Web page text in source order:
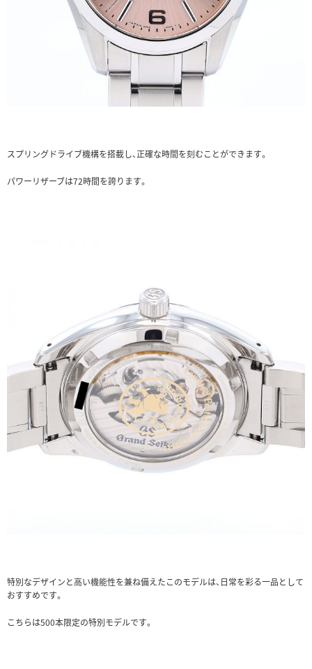
スプリングドライブ機構を搭載し、正確な時間を刻むことができます。
パワーリザーブは72時間を誇ります。
特別なデザインと高い機能性を兼ね備えたこのモデルは、日常を彩る一品として
おすすめです。
こちらは500本限定の特別モデルです。